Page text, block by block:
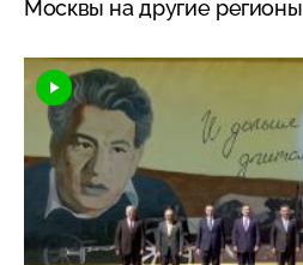
Москвы на другие регионы